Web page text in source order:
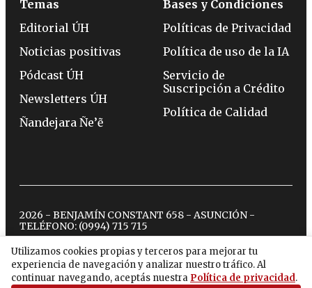
Utilizamos cookies propias y terceros para mejorar tu
experiencia de navegación y analizar nuestro tráfico. Al
continuar navegando, aceptás nuestra Política de privacidad.
Temas
Editorial ÚH
Noticias positivas
Pódcast ÚH
Newsletters ÚH
Ñandejara Ñe’ẽ
Bases y Condiciones
Políticas de Privacidad
Política de uso de la IA
Servicio de
Suscripción a Crédito
Política de Calidad
2026 - BENJAMÍN CONSTANT 658 - ASUNCIÓN -
TELÉFONO: (0994) 715 715
twitterinstagram
facebook
tiktokyoutubespotify